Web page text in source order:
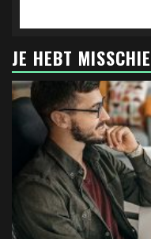
JE HEBT